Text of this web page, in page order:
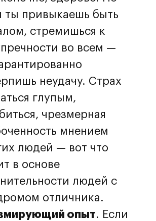
ты привыкаешь быть
стремишься к
во всем —
неудачу. Страх
глупым,
чрезмерная
мнением
людей — вот что
в основе
людей с
отличника.
опыт. Если